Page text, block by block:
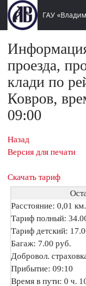
ГАУ
проезда,
клади по
Ковров,
09:00
Назад
Версия для печати
Скачать тариф
Расстояние: 0,01 км.
Тариф полный:
Тариф детский:
Багаж: 7.00 руб.
Добровол.
Прибытие: 09:10
Время в пути: 0 ч.